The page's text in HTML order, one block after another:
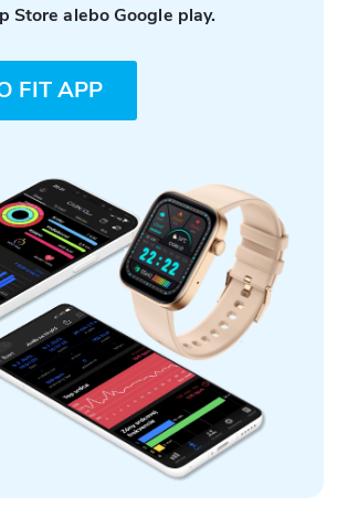
Store alebo Google play.
FIT APP